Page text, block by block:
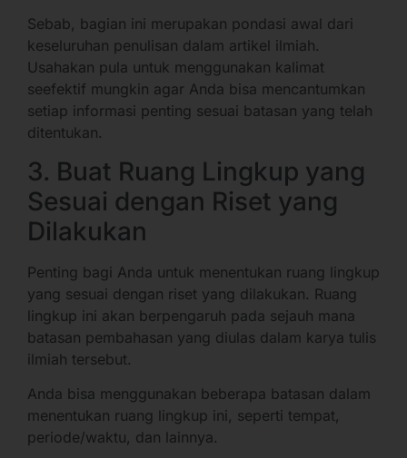
Sebab, bagian ini merupakan pondasi awal dari
keseluruhan penulisan dalam artikel ilmiah.
Usahakan pula untuk menggunakan kalimat
seefektif mungkin agar Anda bisa mencantumkan
setiap informasi penting sesuai batasan yang telah
ditentukan.
3. Buat Ruang Lingkup yang
Sesuai dengan Riset yang
Dilakukan
Penting bagi Anda untuk menentukan ruang lingkup
yang sesuai dengan riset yang dilakukan. Ruang
lingkup ini akan berpengaruh pada sejauh mana
batasan pembahasan yang diulas dalam karya tulis
ilmiah tersebut.
Anda bisa menggunakan beberapa batasan dalam
menentukan ruang lingkup ini, seperti tempat,
periode/waktu, dan lainnya.